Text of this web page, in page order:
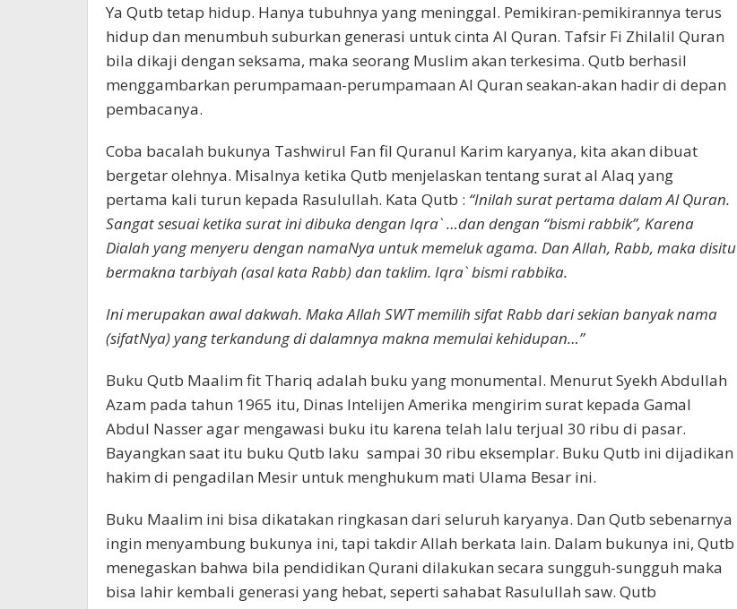
Ya Qutb tetap hidup. Hanya tubuhnya yang meninggal. Pemikiran-pemikirannya terus
hidup dan menumbuh suburkan generasi untuk cinta Al Quran. Tafsir Fi Zhilalil Quran
bila dikaji dengan seksama, maka seorang Muslim akan terkesima. Qutb berhasil
menggambarkan perumpamaan-perumpamaan Al Quran seakan-akan hadir di depan
pembacanya.
Coba bacalah bukunya Tashwirul Fan fil Quranul Karim karyanya, kita akan dibuat
bergetar olehnya. Misalnya ketika Qutb menjelaskan tentang surat al Alaq yang
pertama kali turun kepada Rasulullah. Kata Qutb : “Inilah surat pertama dalam Al Quran.
Sangat sesuai ketika surat ini dibuka dengan Iqra` …dan dengan “bismi rabbik”, Karena
Dialah yang menyeru dengan namaNya untuk memeluk agama. Dan Allah, Rabb, maka disitu
bermakna tarbiyah (asal kata Rabb) dan taklim. Iqra` bismi rabbika.
Ini merupakan awal dakwah. Maka Allah SWT memilih sifat Rabb dari sekian banyak nama
(sifatNya) yang terkandung di dalamnya makna memulai kehidupan…”
Buku Qutb Maalim fit Thariq adalah buku yang monumental. Menurut Syekh Abdullah
Azam pada tahun 1965 itu, Dinas Intelijen Amerika mengirim surat kepada Gamal
Abdul Nasser agar mengawasi buku itu karena telah lalu terjual 30 ribu di pasar.
Bayangkan saat itu buku Qutb laku sampai 30 ribu eksemplar. Buku Qutb ini dijadikan
hakim di pengadilan Mesir untuk menghukum mati Ulama Besar ini.
Buku Maalim ini bisa dikatakan ringkasan dari seluruh karyanya. Dan Qutb sebenarnya
ingin menyambung bukunya ini, tapi takdir Allah berkata lain. Dalam bukunya ini, Qutb
menegaskan bahwa bila pendidikan Qurani dilakukan secara sungguh-sungguh maka
bisa lahir kembali generasi yang hebat, seperti sahabat Rasulullah saw. Qutb